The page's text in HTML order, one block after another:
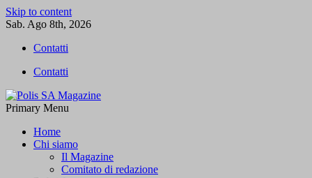
Skip to content
Sab. Ago 8th, 2026
Contatti
Contatti
Primary Menu
Home
Chi siamo
Il Magazine
Comitato di redazione